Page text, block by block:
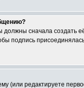
должны сначала создать
подпись
(или редактируете